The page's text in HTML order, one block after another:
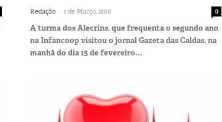
Redação - 1 de Março, 2019 0
A turma dos Alecrins, que frequenta o segundo ano
na Infancoop visitou o jornal Gazeta das Caldas, na
manhã do dia 15 de fevereiro...